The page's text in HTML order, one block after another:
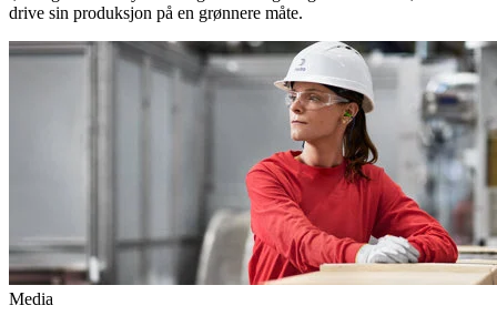
drive sin produksjon på en grønnere måte.
Media